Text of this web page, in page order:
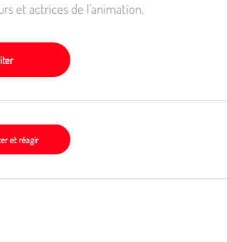
et actrices de l’animation.
et réagir